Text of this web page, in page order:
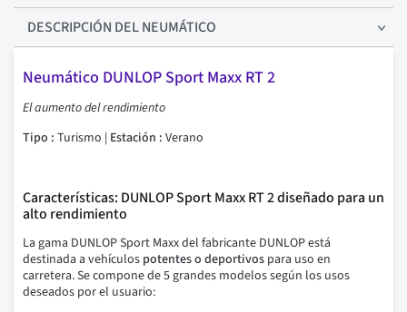
DESCRIPCIÓN DEL NEUMÁTICO
Neumático DUNLOP Sport Maxx RT 2
El aumento del rendimiento
Tipo : Turismo | Estación : Verano
Características: DUNLOP Sport Maxx RT 2 diseñado para un
alto rendimiento
La gama DUNLOP Sport Maxx del fabricante DUNLOP está
destinada a vehículos potentes o deportivos para uso en
carretera.Se compone de 5 grandes modelos según los usos
deseados por el usuario: